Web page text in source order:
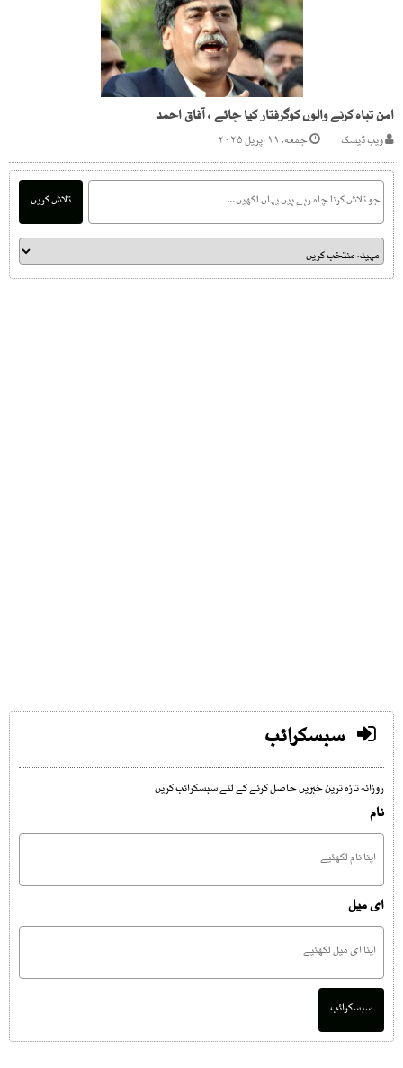
امن تباہ کرنے والوں کوگرفتار کیا جائے ، آفاق احمد
ویب ڈیسک جمعه, ۱۱ اپریل ۲۰۲۵
تلاش کریں
سبسکرائب
روزانہ تازہ ترین خبریں حاصل کرنے کے لئے سبسکرائب کریں
نام
ای میل
سبسکرائب